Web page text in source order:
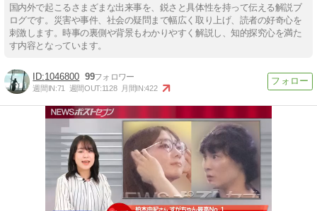
国内外で起こるさまざまな出来事を、鋭さと具体性を持って伝える解説ブ
ログです。災害や事件、社会の疑問まで幅広く取り上げ、読者の好奇心を
刺激します。時事の裏側や背景もわかりやすく解説し、知的探究心を満た
す内容となっています。
1046800 99
週間IN:71 週間OUT:1128 月間IN:422